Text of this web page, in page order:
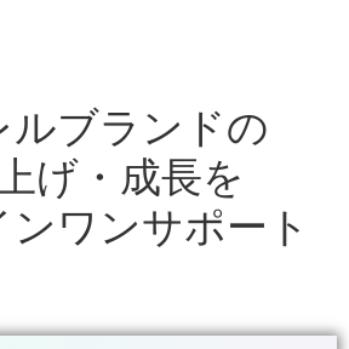
ルブランドの
げ・成長を
ワンサポート